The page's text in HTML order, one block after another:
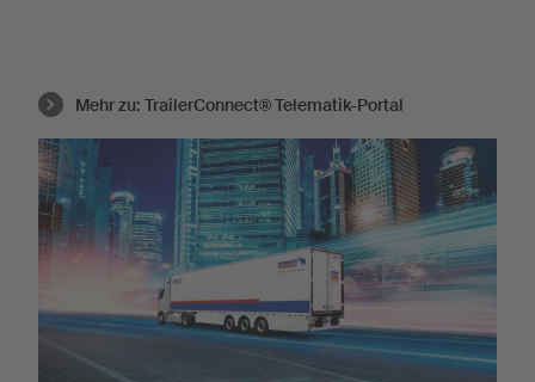
Mehr zu: TrailerConnect® Telematik-Portal